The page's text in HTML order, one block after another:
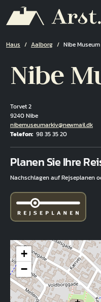
Pfadnavigation
Haus Aalborg Nibe Museum
Nibe
Torvet 2
9240 Nibe
E-Mail
nibemuseumarkiv@newmail.dk
Telefon 98 35 35 20
Planen Sie Ihre
Nachschlagen auf Rejseplanen
+
−